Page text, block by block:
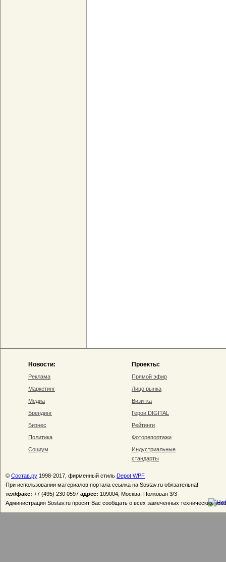
Новости:
Реклама
Маркетинг
Медиа
Брендинг
Бизнес
Политика
Социум
Проекты:
Прямой эфир
Лицо рынка
Визитка
Герои DIGITAL
Рейтинги
Фоторепортажи
Индустриальные
стандарты
© Состав.ру 1998-2017, фирменный стиль Depot WPF
При использовании материалов портала ссылка на Sostav.ru обязательна!
тел/факс: +7 (495) 230 0597 адрес: 109004, Москва, Полковая 3/3
Администрация Sostav.ru просит Вас сообщать о всех замеченных технических